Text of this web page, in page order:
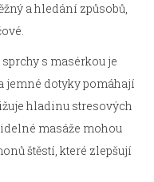
a hledání způsobů,
s masérkou je
jemné dotyky pomáhají
hladinu stresových
masáže mohou
štěstí, které zlepšují